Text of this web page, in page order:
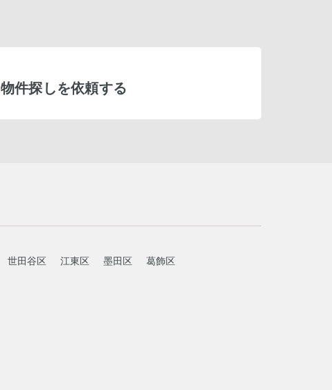
物件探しを依頼する
世田谷区 江東区 墨田区 葛飾区